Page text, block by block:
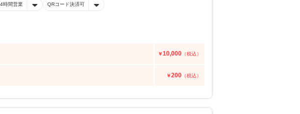
時間営業 QRコード決済可
￥10,000 （税込）
￥200 （税込）